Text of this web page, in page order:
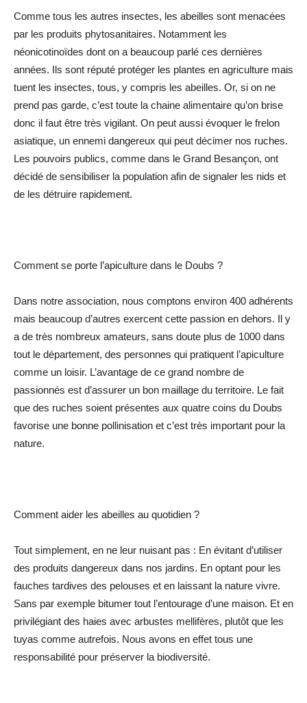
Comme tous les autres insectes, les abeilles sont menacées
par les produits phytosanitaires. Notamment les
néonicotinoïdes dont on a beaucoup parlé ces dernières
années. Ils sont réputé protéger les plantes en agriculture mais
tuent les insectes, tous, y compris les abeilles. Or, si on ne
prend pas garde, c’est toute la chaine alimentaire qu’on brise
donc il faut être très vigilant. On peut aussi évoquer le frelon
asiatique, un ennemi dangereux qui peut décimer nos ruches.
Les pouvoirs publics, comme dans le Grand Besançon, ont
décidé de sensibiliser la population afin de signaler les nids et
de les détruire rapidement.
Comment se porte l’apiculture dans le Doubs ?
Dans notre association, nous comptons environ 400 adhérents
mais beaucoup d’autres exercent cette passion en dehors. Il y
a de très nombreux amateurs, sans doute plus de 1000 dans
tout le département, des personnes qui pratiquent l’apiculture
comme un loisir. L’avantage de ce grand nombre de
passionnés est d’assurer un bon maillage du territoire. Le fait
que des ruches soient présentes aux quatre coins du Doubs
favorise une bonne pollinisation et c’est très important pour la
nature.
Comment aider les abeilles au quotidien ?
Tout simplement, en ne leur nuisant pas : En évitant d’utiliser
des produits dangereux dans nos jardins. En optant pour les
fauches tardives des pelouses et en laissant la nature vivre.
Sans par exemple bitumer tout l’entourage d’une maison. Et en
privilégiant des haies avec arbustes mellifères, plutôt que les
tuyas comme autrefois. Nous avons en effet tous une
responsabilité pour préserver la biodiversité.